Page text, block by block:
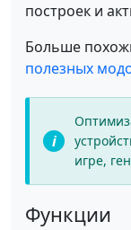
построек и
Больше
полезных
игре,
Функции